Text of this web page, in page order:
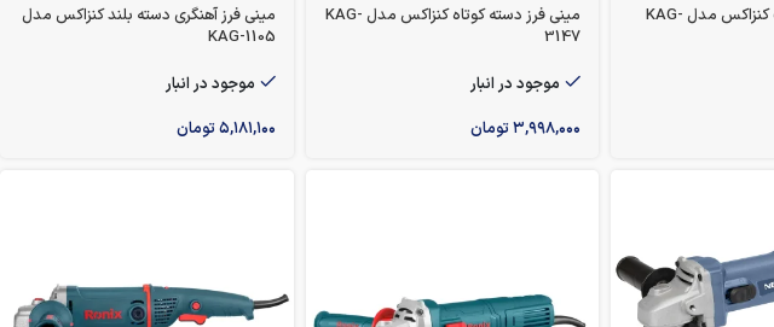
مینی فرز 750 وات کنزاکس مدل KAG-
مینی فرز دسته کوتاه کنزاکس مدل KAG-
3147
موجود در انبار
۳,۹۹۸,۰۰۰تومان
مینی فرز آهنگری دسته بلند کنزاکس مدل
KAG-1105
موجود در انبار
۵,۱۸۱,۱۰۰تومان